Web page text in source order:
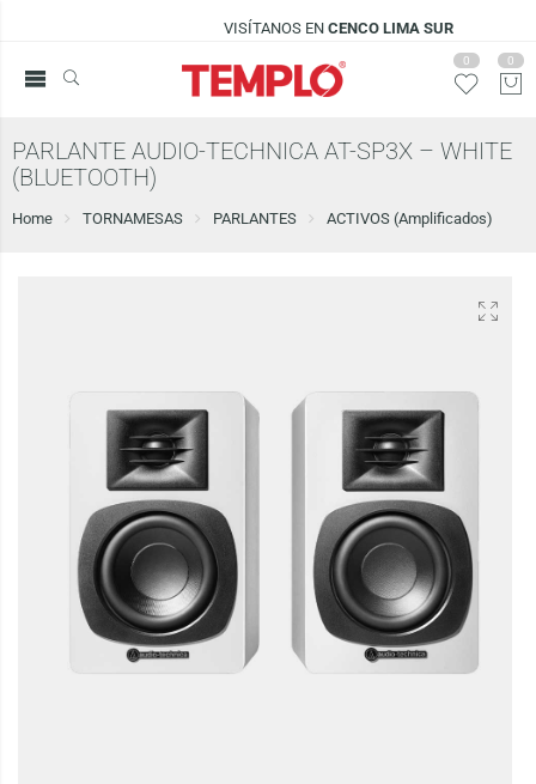
VISÍTANOS ENCENCO LIMA SUR
0 0
PARLANTE AUDIO-TECHNICA AT-SP3X – WHITE
(BLUETOOTH)
Home TORNAMESAS PARLANTES ACTIVOS (Amplificados)